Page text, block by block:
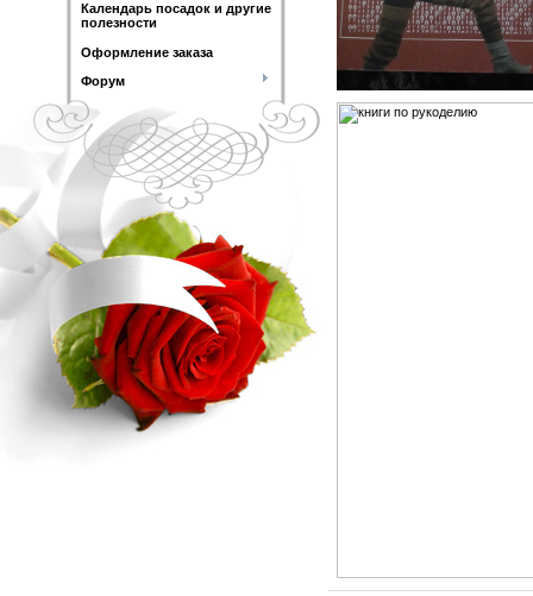
Календарь посадок и другие
полезности
Оформление заказа
Форум